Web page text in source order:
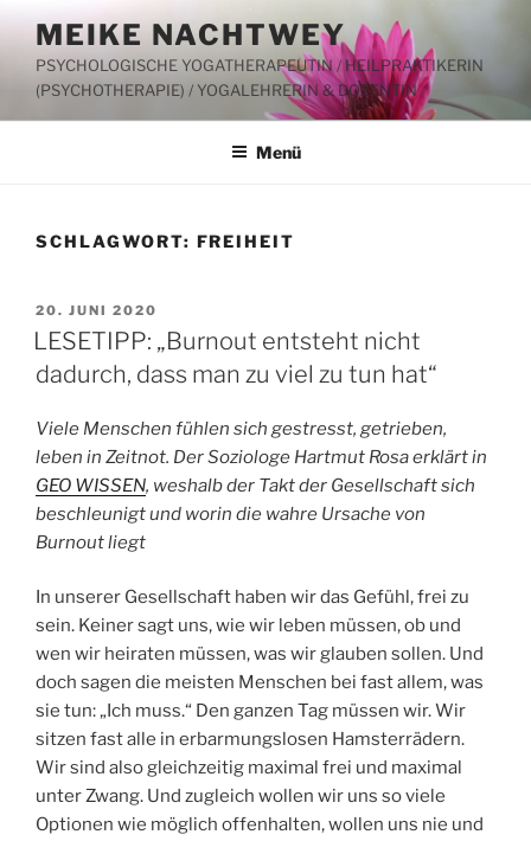
Inhalt
springen
MEIKE NACHTWEY
PSYCHOLOGISCHE YOGATHERAPEUTIN / HEILPRAKTIKERIN
(PSYCHOTHERAPIE) / YOGALEHRERIN & DOZENTIN
Menü
SCHLAGWORT: FREIHEIT
VERÖFFENTLICHT
AM
20. JUNI 2020
LESETIPP: „Burnout entsteht nicht
dadurch, dass man zu viel zu tun hat“
Viele Menschen fühlen sich gestresst, getrieben,
leben in Zeitnot. Der Soziologe Hartmut Rosa erklärt in
GEO WISSEN, weshalb der Takt der Gesellschaft sich
beschleunigt und worin die wahre Ursache von
Burnout liegt
In unserer Gesellschaft haben wir das Gefühl, frei zu
sein. Keiner sagt uns, wie wir leben müssen, ob und
wen wir heiraten müssen, was wir glauben sollen. Und
doch sagen die meisten Menschen bei fast allem, was
sie tun: „Ich muss.“ Den ganzen Tag müssen wir. Wir
sitzen fast alle in erbarmungslosen Hamsterrädern.
Wir sind also gleich­zeitig maximal frei und maximal
unter Zwang. Und zugleich wollen wir uns so viele
Optionen wie möglich offenhalten, wollen uns nie und